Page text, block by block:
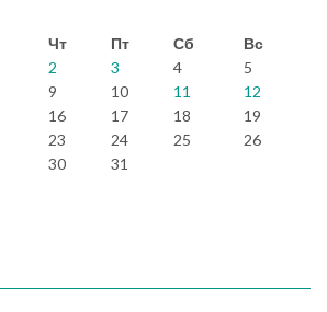
Чт Пт Сб
Вс
2 3 4
5
9 10 11
12
16 17 18
19
23 24 25
26
30 31